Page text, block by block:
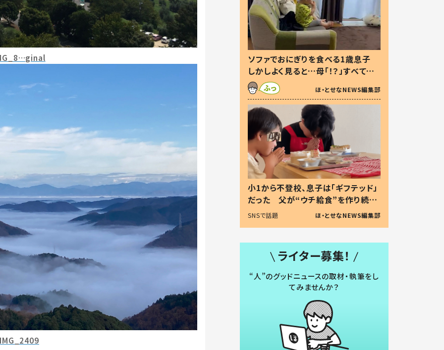
IMG_2409
ソファでおにぎりを食べる1歳息子
しかしよく見ると…母「！？」すべてを
察した母の投稿に「可愛いから許
す！」「現行犯〜」
ほ・とせなNEWS編集部
小1から不登校、息子は「ギフテッド」
だった 父が“ウチ給食”を作り続け
る理由とは #令和の親 #令和の子
SNSで話題 ほ・とせなNEWS編集部
ライター募集！
“人”のグッドニュースの取材・執筆をし
てみませんか？